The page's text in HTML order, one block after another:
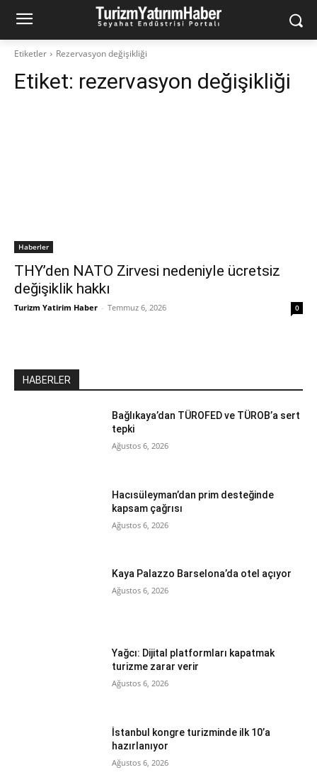
Etiketler Rezervasyon değişikliği
Etiket: rezervasyon değişikliği
Haberler
THY’den NATO Zirvesi nedeniyle ücretsiz
değişiklik hakkı
Turizm Yatirim Haber - Temmuz 6, 2026 0
HABERLER
Bağlıkaya’dan TÜROFED ve TÜROB’a sert
tepki
Ağustos 6, 2026
Hacısüleyman’dan prim desteğinde
kapsam çağrısı
Ağustos 6, 2026
Kaya Palazzo Barselona’da otel açıyor
Ağustos 6, 2026
Yağcı: Dijital platformları kapatmak
turizme zarar verir
Ağustos 6, 2026
İstanbul kongre turizminde ilk 10’a
hazırlanıyor
Ağustos 6, 2026